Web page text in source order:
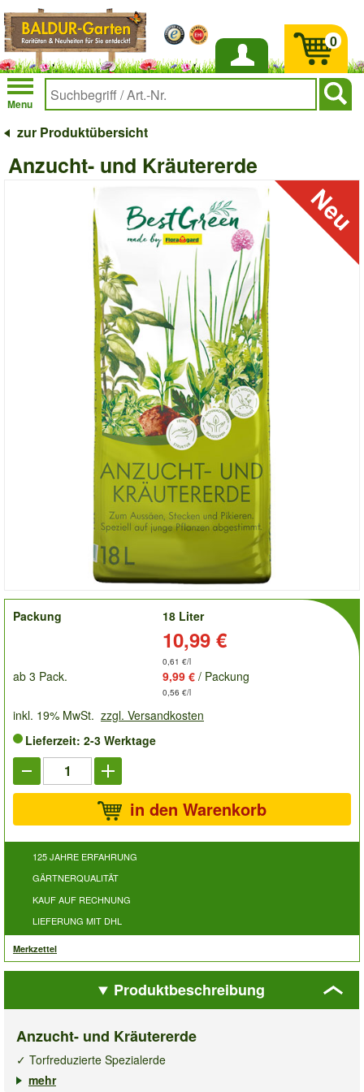
Anmelden
Menu
0
zur Produktübersicht
Anzucht- und Kräutererde
order
Packung
18 Liter
10,99 €
0,61 €/l
ab 3 Pack. 9,99 € / Packung
0,56 €/l
inkl. 19% MwSt. zzgl. Versandkosten
Lieferzeit: 2-3 Werktage
in den Warenkorb
125 JAHRE ERFAHRUNG
GÄRTNERQUALITÄT
KAUF AUF RECHNUNG
LIEFERUNG MIT DHL
Merkzettel
Produktbeschreibung
Anzucht- und Kräutererde
✓ Torfreduzierte Spezialerde
✓ Für die Aussaat & für Kräuter
mehr